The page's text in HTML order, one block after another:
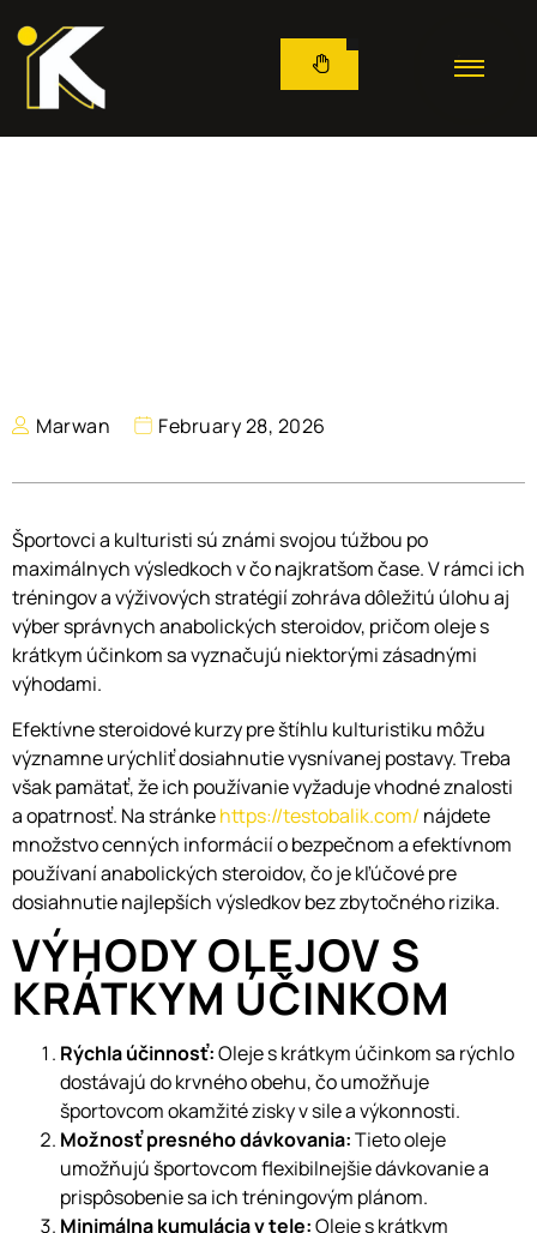
Marwan February 28, 2026
Športovci a kulturisti sú známi svojou túžbou po
maximálnych výsledkoch v čo najkratšom čase. V rámci ich
tréningov a výživových stratégií zohráva dôležitú úlohu aj
výber správnych anabolických steroidov, pričom oleje s
krátkym účinkom sa vyznačujú niektorými zásadnými
výhodami.
Efektívne steroidové kurzy pre štíhlu kulturistiku môžu
významne urýchliť dosiahnutie vysnívanej postavy. Treba
však pamätať, že ich používanie vyžaduje vhodné znalosti
a opatrnosť. Na stránkehttps://testobalik.com/ nájdete
množstvo cenných informácií o bezpečnom a efektívnom
používaní anabolických steroidov, čo je kľúčové pre
dosiahnutie najlepších výsledkov bez zbytočného rizika.
VÝHODY OLEJOV S
KRÁTKYM ÚČINKOM
Rýchla účinnosť:Oleje s krátkym účinkom sa rýchlo
dostávajú do krvného obehu, čo umožňuje
športovcom okamžité zisky v sile a výkonnosti.
Možnosť presného dávkovania:Tieto oleje
umožňujú športovcom flexibilnejšie dávkovanie a
prispôsobenie sa ich tréningovým plánom.
Minimálna kumulácia v tele:Oleje s krátkym